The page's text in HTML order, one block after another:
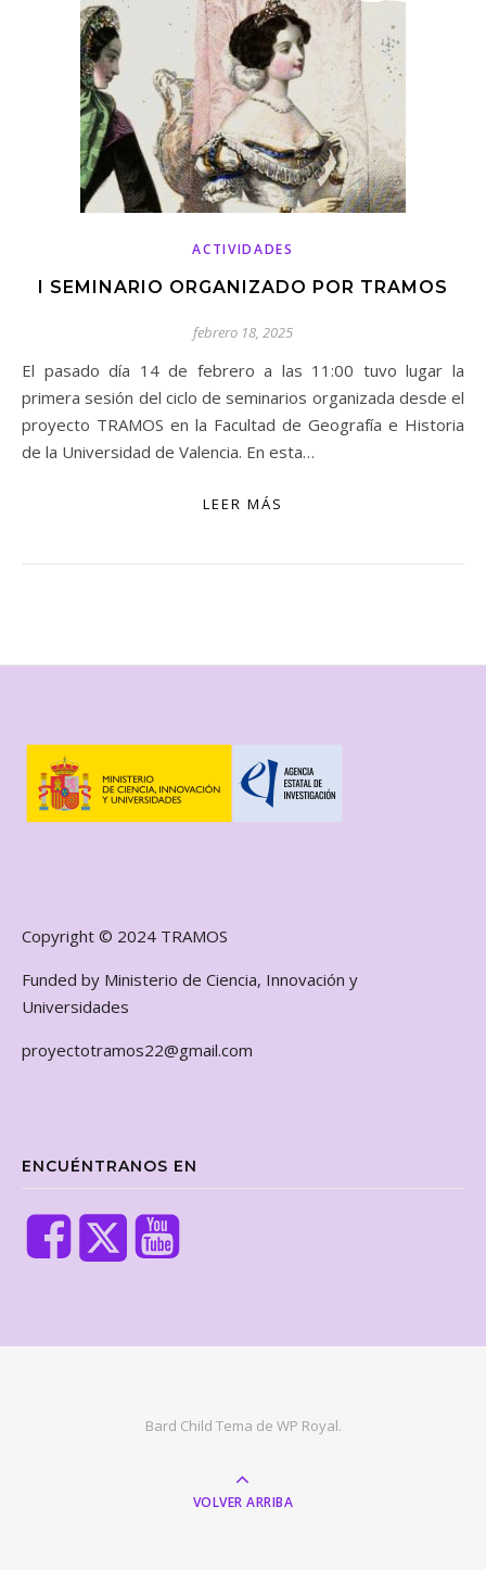
ACTIVIDADES
I SEMINARIO ORGANIZADO POR TRAMOS
febrero 18, 2025
El pasado día 14 de febrero a las 11:00 tuvo lugar la
primera sesión del ciclo de seminarios organizada desde el
proyecto TRAMOS en la Facultad de Geografía e Historia
de la Universidad de Valencia. En esta…
LEER MÁS
Copyright © 2024 TRAMOS
Funded by Ministerio de Ciencia, Innovación y
Universidades
proyectotramos22@gmail.com
ENCUÉNTRANOS EN
Bard Child Tema de WP Royal.
VOLVER ARRIBA